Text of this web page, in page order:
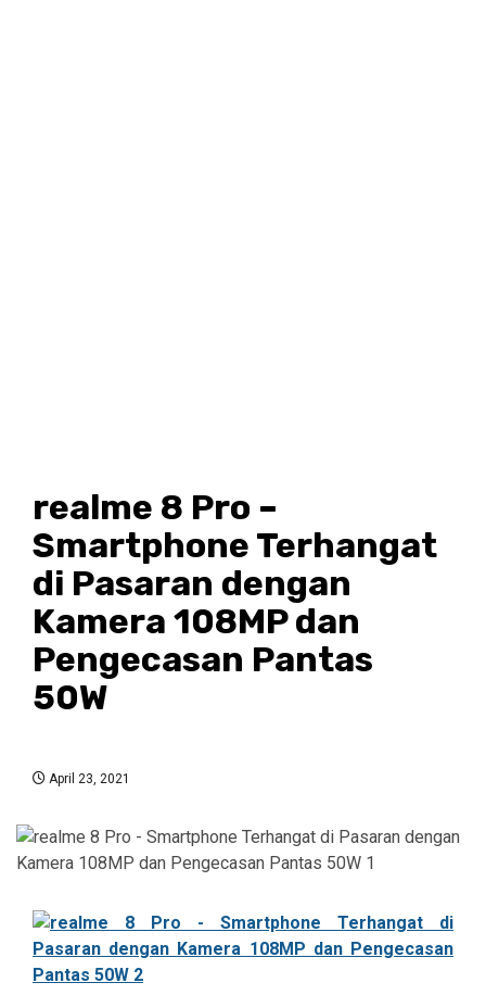
realme 8 Pro –
Smartphone Terhangat
di Pasaran dengan
Kamera 108MP dan
Pengecasan Pantas
50W
April 23, 2021